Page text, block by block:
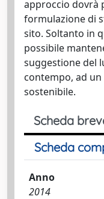
Scheda
Scheda
Anno
2014